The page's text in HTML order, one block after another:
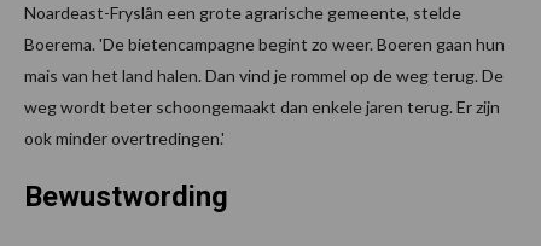
Noardeast-Fryslân een grote agrarische gemeente, stelde
Boerema. 'De bietencampagne begint zo weer. Boeren gaan hun
mais van het land halen. Dan vind je rommel op de weg terug. De
weg wordt beter schoongemaakt dan enkele jaren terug. Er zijn
ook minder overtredingen.'
Bewustwording